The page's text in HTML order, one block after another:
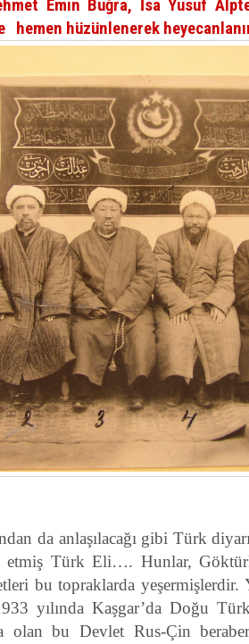
Emin Buğra, İsa Yusuf
hemen hüzünlenerek
da anlaşılacağı gibi Türk
etmiş Türk Eli…. Hunlar,
bu topraklarda yeşermişlerdir.
yılında Kaşgar’da Doğu
olan bu Devlet Rus-Çin